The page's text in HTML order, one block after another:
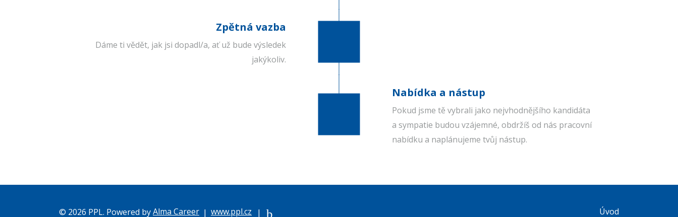
Zpětná vazba
Dáme ti vědět, jak jsi dopadl/a, ať už bude výsledek
jakýkoliv.
Nabídka a nástup
Pokud jsme tě vybrali jako nejvhodnějšího kandidáta
a sympatie budou vzájemné, obdržíš od nás pracovní
nabídku a naplánujeme tvůj nástup.
© 2026 PPL. Powered byAlma Career | www.ppl.cz | Úvod